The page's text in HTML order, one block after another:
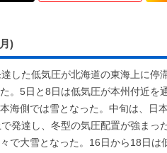
)
達した低気圧が北海道の東海上に
。5日と8日は低気圧が本州付近を
海側では雪となった。中旬は、日
発達し、冬型の気圧配置が強ま
で大雪となった。16日から18日